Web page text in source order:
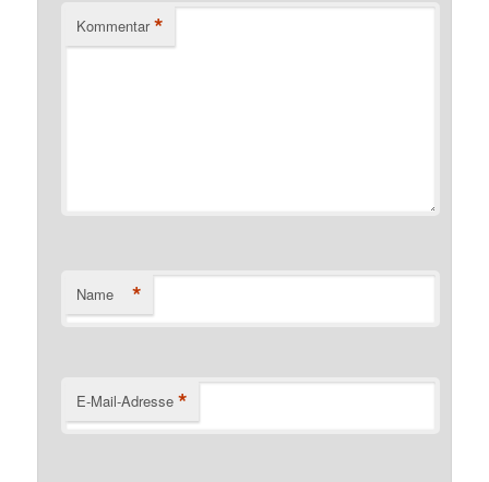
Kommentar *
Name *
E-Mail-Adresse *